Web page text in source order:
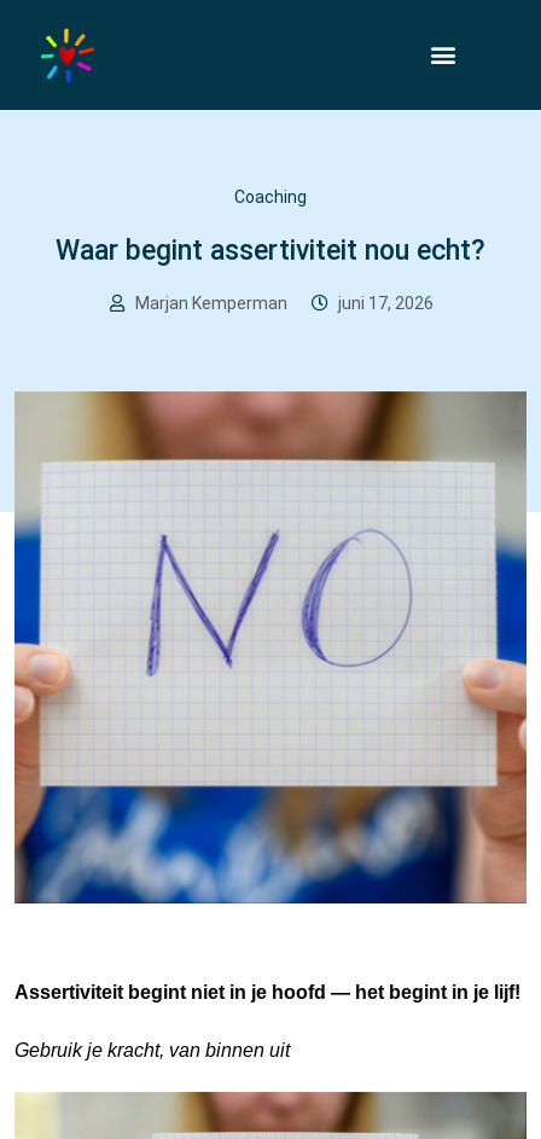
Coaching
Waar begint assertiviteit nou echt?
Marjan Kemperman juni 17, 2026
Assertiviteit begint niet in je hoofd — het begint in je lijf!
Gebruik je kracht, van binnen uit